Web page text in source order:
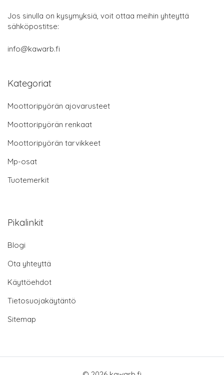
Jos sinulla on kysymyksiä, voit ottaa meihin yhteyttä
sähköpostitse:
info@kawarb.fi
Kategoriat
Moottoripyörän ajovarusteet
Moottoripyörän renkaat
Moottoripyörän tarvikkeet
Mp-osat
Tuotemerkit
Pikalinkit
Blogi
Ota yhteyttä
Käyttöehdot
Tietosuojakäytäntö
Sitemap